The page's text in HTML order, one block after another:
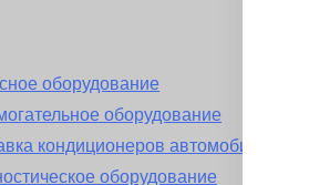
оборудование
оборудование
кондиционеров автомобиля
оборудование